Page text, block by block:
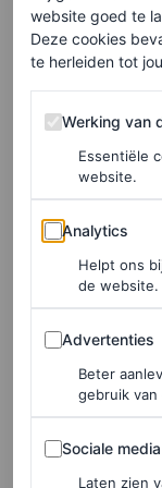
stroom helder
dat warme
helpen
langzamer en
Harisadee legt
beneden moet
verwijderen, en
efficiënter te
Verlicht
Omdat warm
website goed te
Deze cookies
te herleiden tot
Werking van de
Werking van
Essentiële
website.
Analytics
Analytics
Helpt ons
de website.
Advertenties
Advertenties
Beter
gebruik van
Sociale media
Sociale
Laten zien